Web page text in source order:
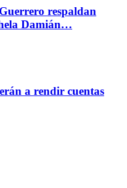
respaldan
Damián…
a rendir cuentas